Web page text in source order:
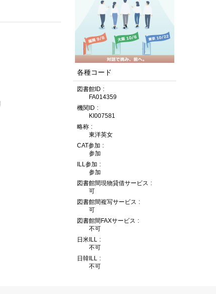
各種コード
図書館ID
FA014359
機関ID
KI007581
略称
東洋英女
CAT参加
参加
ILL参加
参加
図書館間現物貸借サービス
可
図書館間複写サービス
可
図書館間FAXサービス
不可
日米ILL
不可
日韓ILL
不可